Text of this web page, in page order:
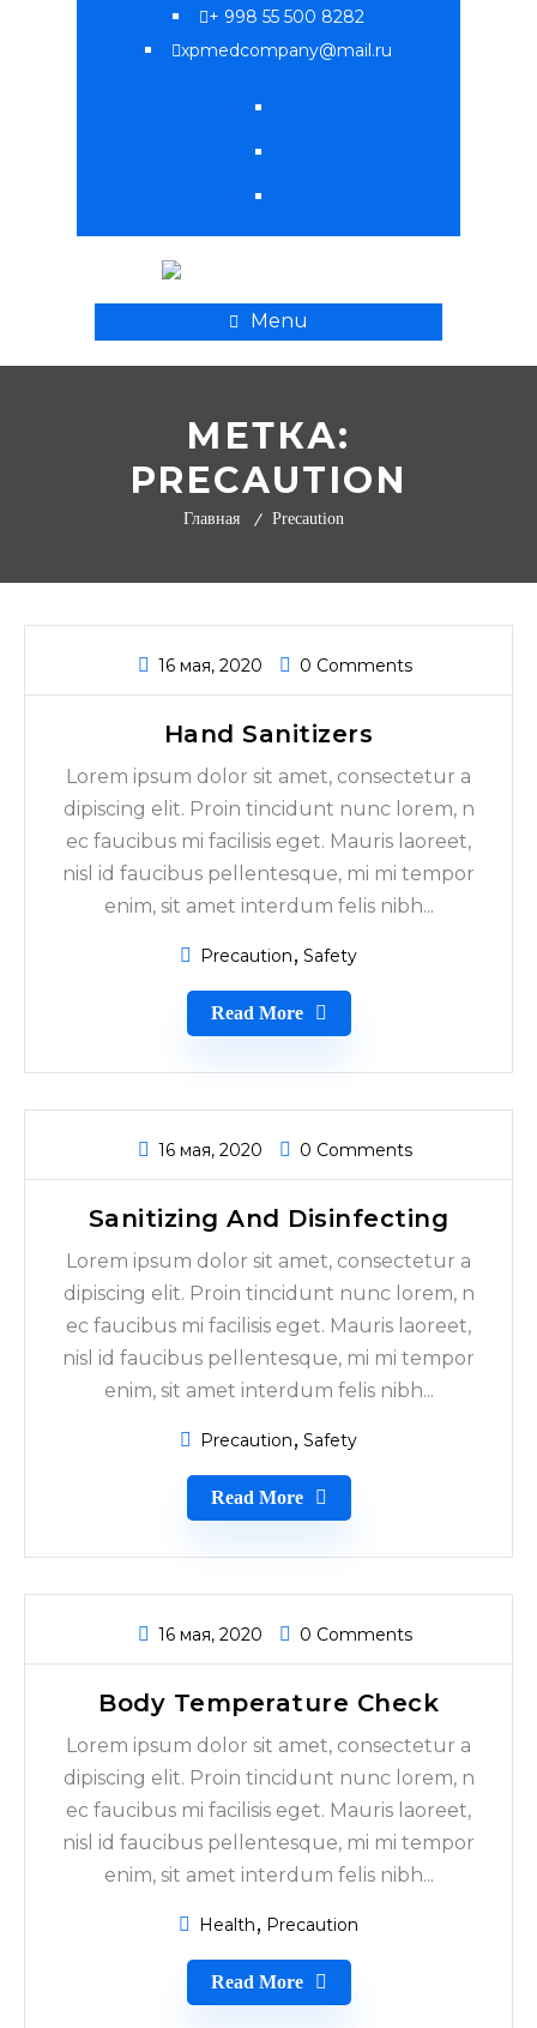
+ 998 55 500 8282
xpmedcompany@mail.ru
Menu
МЕТКА:
PRECAUTION
Главная Precaution
16 мая, 2020 0 Comments
Hand Sanitizers
Lorem ipsum dolor sit amet, consectetur a
dipiscing elit. Proin tincidunt nunc lorem, n
ec faucibus mi facilisis eget. Mauris laoreet,
nisl id faucibus pellentesque, mi mi tempor
enim, sit amet interdum felis nibh...
Precaution Safety
Read More
16 мая, 2020 0 Comments
Sanitizing And Disinfecting
Lorem ipsum dolor sit amet, consectetur a
dipiscing elit. Proin tincidunt nunc lorem, n
ec faucibus mi facilisis eget. Mauris laoreet,
nisl id faucibus pellentesque, mi mi tempor
enim, sit amet interdum felis nibh...
Precaution Safety
Read More
16 мая, 2020 0 Comments
Body Temperature Check
Lorem ipsum dolor sit amet, consectetur a
dipiscing elit. Proin tincidunt nunc lorem, n
ec faucibus mi facilisis eget. Mauris laoreet,
nisl id faucibus pellentesque, mi mi tempor
enim, sit amet interdum felis nibh...
Health Precaution
Read More